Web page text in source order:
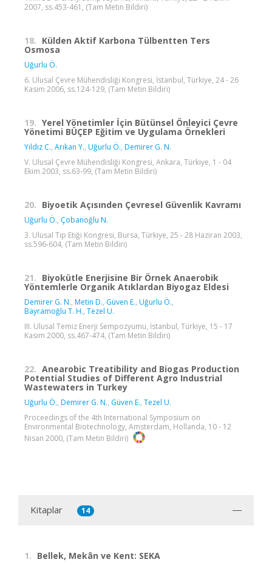
2007, ss.453-461, (Tam Metin Bildiri)
18. Külden Aktif Karbona Tülbentten Ters
Osmosa
Uğurlu Ö.
6. Ulusal Çevre Mühendisliği Kongresi, İstanbul, Türkiye, 24 - 26
Kasım 2006, ss.124-129, (Tam Metin Bildiri)
19. Yerel Yönetimler İçin Bütünsel Önleyici Çevre
Yönetimi BÜÇEP Eğitim ve Uygulama Örnekleri
Yıldız C., Arıkan Y., Uğurlu Ö., Demirer G. N.
V. Ulusal Çevre Mühendisliği Kongresi, Ankara, Türkiye, 1 - 04
Ekim 2003, ss.63-99, (Tam Metin Bildiri)
20. Biyoetik Açısınden Çevresel Güvenlik Kavramı
Uğurlu Ö., Çobanoğlu N.
3. Ulusal Tıp Etiği Kongresi, Bursa, Türkiye, 25 - 28 Haziran 2003,
ss.596-604, (Tam Metin Bildiri)
21. Biyokütle Enerjisine Bir Örnek Anaerobik
Yöntemlerle Organik Atıklardan Biyogaz Eldesi
Demirer G. N., Metin D., Güven E., Uğurlu Ö.,
Bayramoğlu T. H., Tezel U.
III. Ulusal Temiz Enerji Sempozyumu, İstanbul, Türkiye, 15 - 17
Kasım 2000, ss.467-474, (Tam Metin Bildiri)
22. Anearobic Treatibility and Biogas Production
Potential Studies of Different Agro Industrial
Wastewaters in Turkey
Uğurlu Ö., Demirer G. N., Güven E., Tezel U.
Proceedings of the 4th International Symposium on
Environmental Biotechnology, Amsterdam, Hollanda, 10 - 12
Nisan 2000, (Tam Metin Bildiri)
Kitaplar 14
1. Bellek, Mekân ve Kent: SEKA